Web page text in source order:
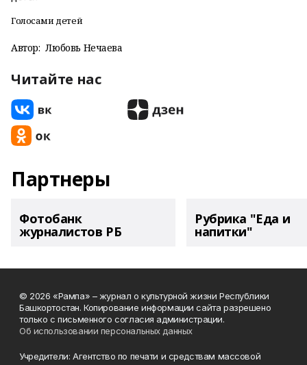
Голосами детей
Автор: Любовь Нечаева
Читайте нас
Партнеры
Фотобанк
журналистов РБ
Рубрика "Еда и
напитки"
© 2026 «Рампа» – журнал о культурной жизни Республики
Башкортостан. Копирование информации сайта разрешено
только с письменного согласия администрации.
Об использовании персональных данных
Учредители: Агентство по печати и средствам массовой